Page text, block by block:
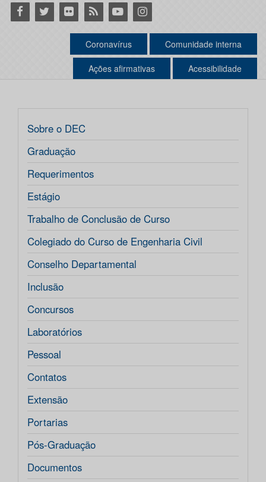
Facebook
Twitter Flickr RSS YoutubeInstagram
Coronavírus Comunidade interna
Ações afirmativas Acessibilidade
Sobre o DEC
Graduação
Requerimentos
Estágio
Trabalho de Conclusão de Curso
Colegiado do Curso de Engenharia Civil
Conselho Departamental
Inclusão
Concursos
Laboratórios
Pessoal
Contatos
Extensão
Portarias
Pós-Graduação
Documentos